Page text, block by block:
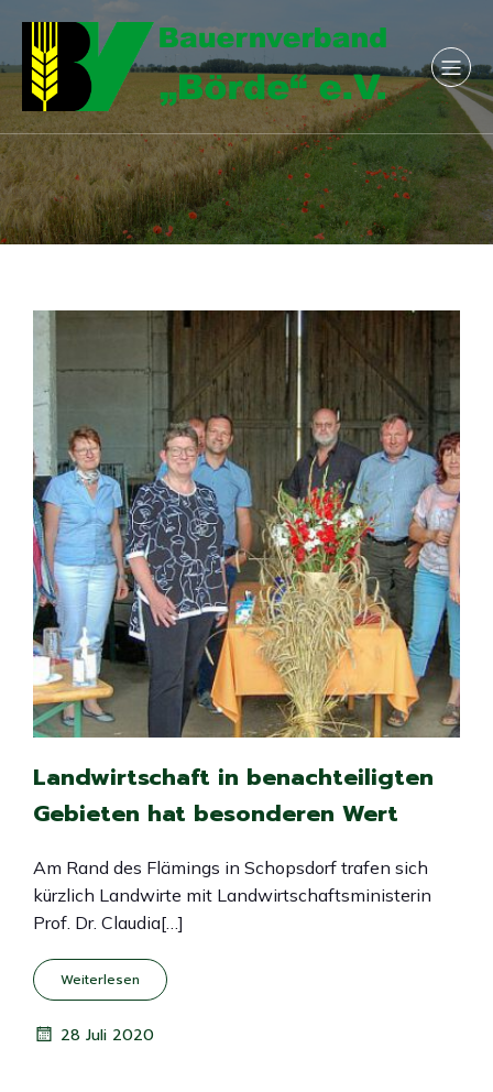
Landwirtschaft in benachteiligten
Gebieten hat besonderen Wert
Am Rand des Flämings in Schopsdorf trafen sich
kürzlich Landwirte mit Landwirtschaftsministerin
Prof. Dr. Claudia[…]
Weiterlesen
28 Juli 2020